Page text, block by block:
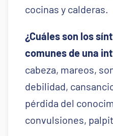
cocinas y calderas.
¿Cuáles son los
comunes de una
cabeza, mareos,
debilidad,
pérdida del
convulsiones,